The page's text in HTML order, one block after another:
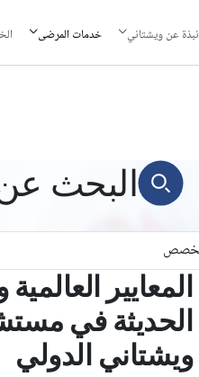
نبذة عن ويشتاني خدمات المرضى
البحث
المعايير العالمية
الحديثة في
ويشتاني الدولي